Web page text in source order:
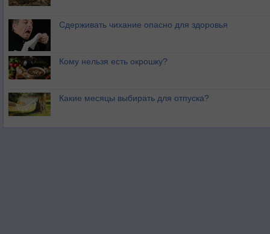
Сдерживать чихание опасно для здоровья
Кому нельзя есть окрошку?
Какие месяцы выбирать для отпуска?